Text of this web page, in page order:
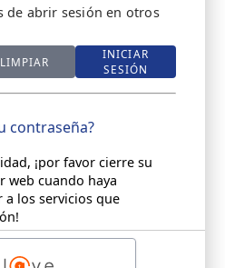
de abrir sesión en otros
LIMPIAR
INICIAR
SESIÓN
contraseña?
¡por favor cierre su
web cuando haya
a los servicios que